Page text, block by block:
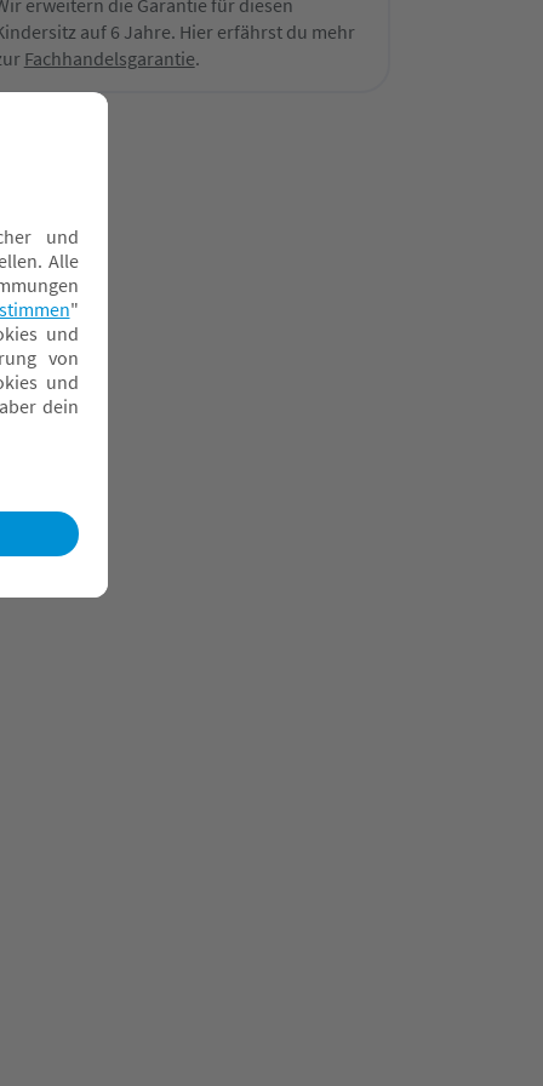
erweitern die Garantie für diesen
auf 6 Jahre. Hier erfährst du mehr
Fachhandelsgarantie.